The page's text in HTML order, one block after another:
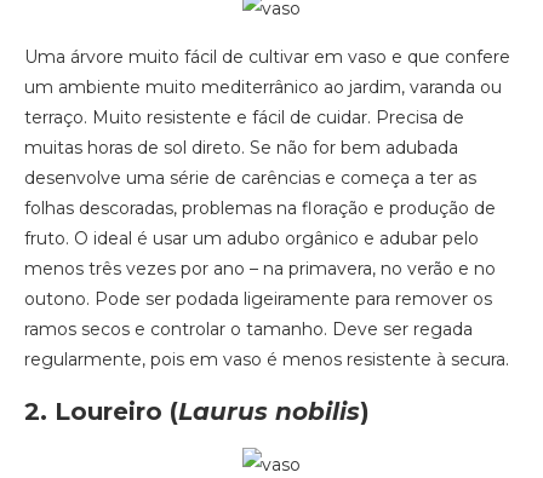
Uma árvore muito fácil de cultivar em vaso e que confere
um ambiente muito mediterrânico ao jardim, varanda ou
terraço. Muito resistente e fácil de cuidar. Precisa de
muitas horas de sol direto. Se não for bem adubada
desenvolve uma série de carências e começa a ter as
folhas descoradas, problemas na floração e produção de
fruto. O ideal é usar um adubo orgânico e adubar pelo
menos três vezes por ano – na primavera, no verão e no
outono. Pode ser podada ligeiramente para remover os
ramos secos e controlar o tamanho. Deve ser regada
regularmente, pois em vaso é menos resistente à secura.
2. Loureiro (Laurus nobilis)